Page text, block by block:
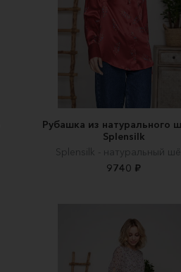
Рубашка из натурального
Splensilk
Splensilk - натуральный
9740 ₽